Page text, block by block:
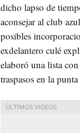
dicho lapso de
aconsejar al club
posibles
exdelantero culé
elaboró una lista
traspasos en la